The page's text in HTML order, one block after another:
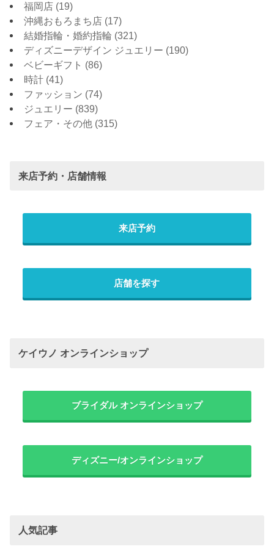
福岡店 (19)
沖縄おもろまち店 (17)
結婚指輪・婚約指輪 (321)
ディズニーデザイン ジュエリー (190)
ベビーギフト (86)
時計 (41)
ファッション (74)
ジュエリー (839)
フェア・その他 (315)
来店予約・店舗情報
来店予約
店舗を探す
ケイウノ オンラインショップ
ブライダル オンラインショップ
ディズニー/オンラインショップ
人気記事